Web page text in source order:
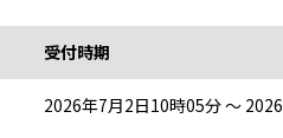
受付時期
2026年7月2日10時05分 ～